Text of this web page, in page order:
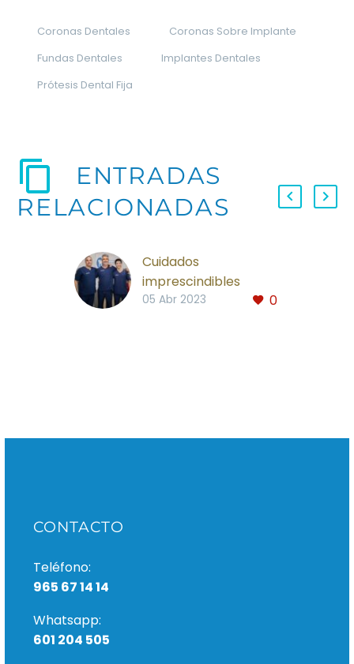
Coronas Dentales
Coronas Sobre Implante
Fundas Dentales
Implantes Dentales
Prótesis Dental Fija
ENTRADAS
RELACIONADAS
Cuidados
imprescindibles
después de un
de profesionales
0
05 Abr 2023
CONTACTO
Teléfono:
965 67 14 14
Whatsapp:
601 204 505